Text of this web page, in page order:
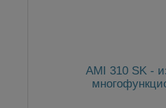
AMI 310 SK -